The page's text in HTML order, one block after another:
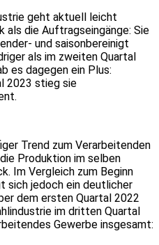
geht aktuell leicht
als die Auftragseingänge: Sie
und saisonbereinigt
als im zweiten Quartal
es dagegen ein Plus:
2023 stieg sie
Trend zum Verarbeitenden
Produktion im selben
Im Vergleich zum Beginn
sich jedoch ein deutlicher
dem ersten Quartal 2022
im dritten Quartal
Gewerbe insgesamt: